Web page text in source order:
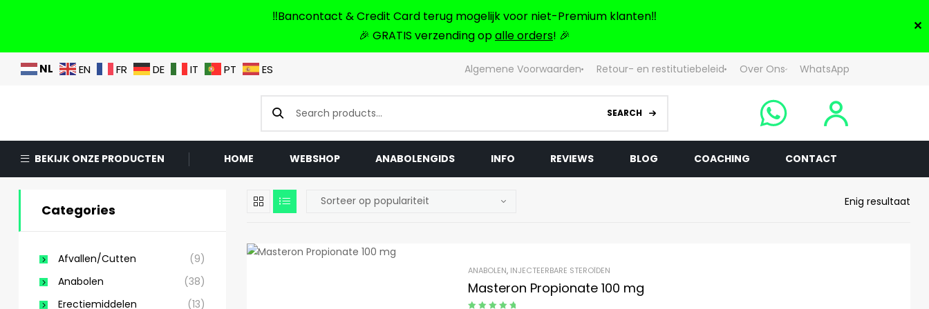
‼️Bancontact & Credit Card terug mogelijk voor niet-Premium klanten‼️
🎉 GRATIS verzending opalle orders! 🎉
✕
NL EN FR DE IT PT ES Algemene Voorwaarden Retour- en restitutiebeleid Over Ons WhatsApp
SEARCH
BEKIJK ONZE PRODUCTEN HOME WEBSHOP ANABOLENGIDS INFO REVIEWS BLOG COACHING CONTACT
Enig resultaat
ANABOLEN, INJECTEERBARE STEROÏDEN
Masteron Propionate 100 mg
Categories
Afvallen/Cutten
(9)
Anabolen
(38)
Erectiemiddelen
(13)